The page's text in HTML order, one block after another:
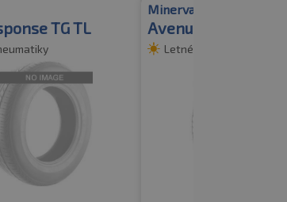
TG TL
Minerva
Avenue
Letné pneumatiky